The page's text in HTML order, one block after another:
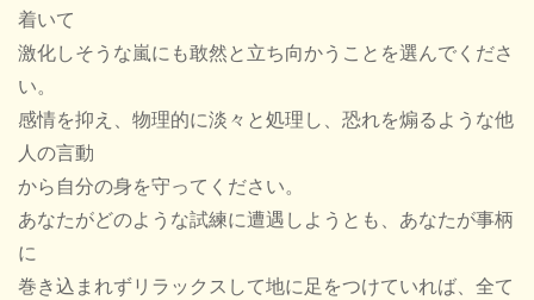
着いて
激化しそうな嵐にも敢然と立ち向かうことを選んでくださ
い。
感情を抑え、物理的に淡々と処理し、恐れを煽るような他
人の言動
から自分の身を守ってください。
あなたがどのような試練に遭遇しようとも、あなたが事柄
に
巻き込まれずリラックスして地に足をつけていれば、全て